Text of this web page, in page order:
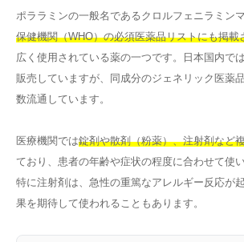
ポララミンの一般名であるクロルフェニラミン
保健機関（WHO）の必須医薬品リストにも掲載
広く使用されている薬の一つです。日本国内で
販売していますが、同成分のジェネリック医薬
数流通しています。
医療機関では錠剤や散剤（粉薬）、注射剤など
ており、患者の年齢や症状の程度に合わせて使
特に注射剤は、急性の重篤なアレルギー反応が
果を期待して使われることもあります。